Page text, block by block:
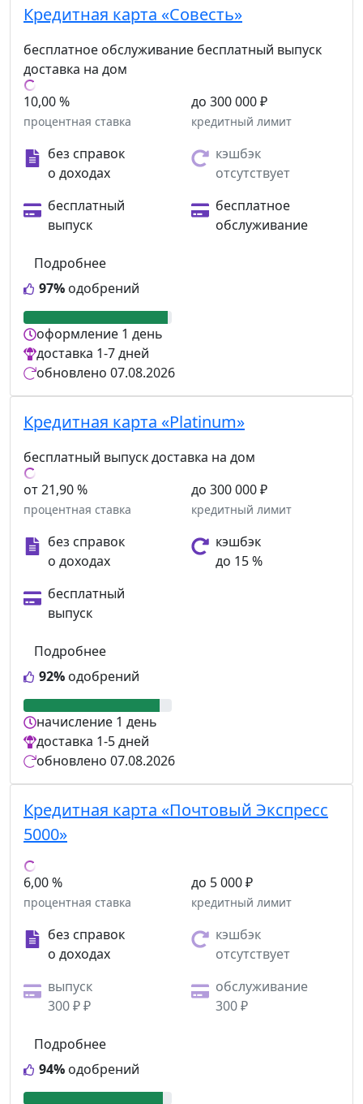
Кредитная карта «Совесть»
бесплатное обслуживание бесплатный выпуск
доставка на дом
10,00 %
процентная ставка
до 300 000 ₽
кредитный лимит
без справок
о доходах
кэшбэк
отсутствует
бесплатный
выпуск
бесплатное
обслуживание
97% одобрений
Подробнее
оформление 1 день
доставка 1-7 дней
обновлено 07.08.2026
Кредитная карта «Platinum»
бесплатный выпускдоставка на дом
от 21,90 %
процентная ставка
до 300 000 ₽
кредитный лимит
без справок
о доходах
кэшбэк
до 15 %
бесплатный
выпуск
92% одобрений
Подробнее
начисление 1 день
доставка 1-5 дней
обновлено 07.08.2026
Кредитная карта «Почтовый Экспресс
5000»
6,00 %
процентная ставка
до 5 000 ₽
кредитный лимит
без справок
о доходах
кэшбэк
отсутствует
выпуск
300 ₽ ₽
обслуживание
300 ₽
94% одобрений
Подробнее